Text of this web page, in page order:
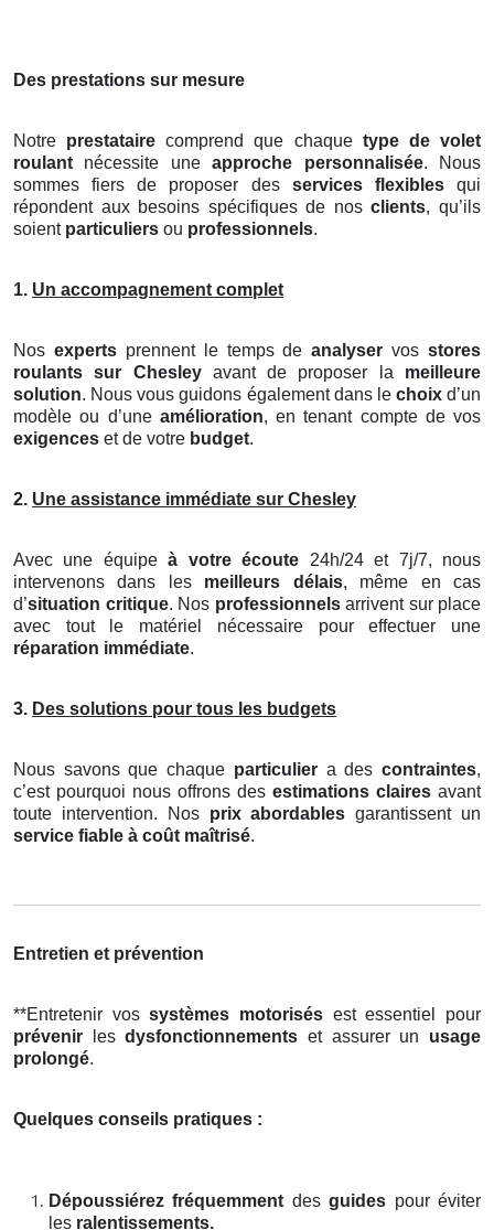
Des prestations sur mesure
Notre prestataire comprend que chaque type de volet
roulant nécessite uneapproche personnalisée. Nous
sommes fiers de proposer des services flexiblesqui
répondent aux besoins spécifiques de nosclients, qu’ils
soient particuliers ou professionnels.
1. Un accompagnement complet
Nos expertsprennent le temps deanalyser vos stores
roulants
sur Chesley avant de proposer la meilleure
solution. Nous vous guidons également dans le choixd’un
modèle ou d’une amélioration, en tenant compte de vos
exigences et de votre budget.
2. Une assistance immédiate sur Chesley
Avec une équipeà votre écoute 24h/24 et 7j/7, nous
intervenons dans les meilleurs délais, même en cas
d’situation critique. Nos professionnelsarrivent sur place
avec tout le matériel nécessaire pour effectuer une
réparation immédiate.
3. Des solutions pour tous les budgets
Nous savons que chaque particuliera descontraintes,
c’est pourquoi nous offrons des estimations claires avant
toute intervention. Nos prix abordables garantissent un
service fiable à coût maîtrisé.
Entretien et prévention
**Entretenir vossystèmes motorisés est essentiel pour
prévenir lesdysfonctionnements et assurer un usage
prolongé.
Quelques conseils pratiques :
Dépoussiérez fréquemment desguides pour éviter
les ralentissements.